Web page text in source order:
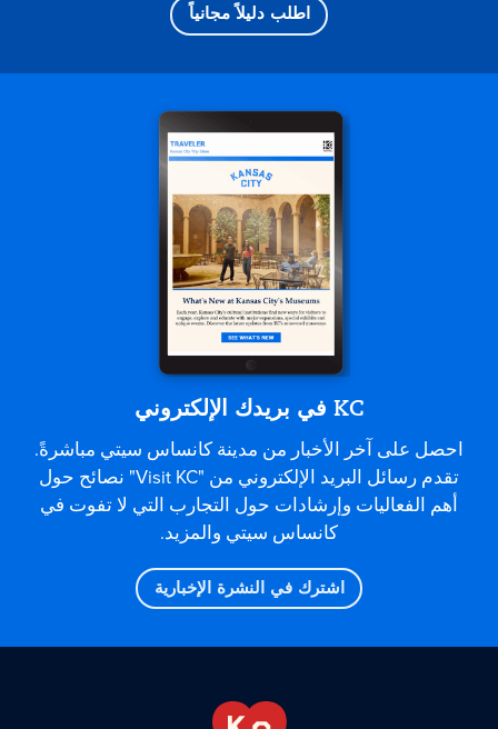
اطلب دليلاً مجانياً
KC في بريدك الإلكتروني
احصل على آخر الأخبار من مدينة كانساس سيتي مباشرةً.
تقدم رسائل البريد الإلكتروني من "Visit KC" نصائح حول
أهم الفعاليات وإرشادات حول التجارب التي لا تفوت في
كانساس سيتي والمزيد.
اشترك في النشرة الإخبارية